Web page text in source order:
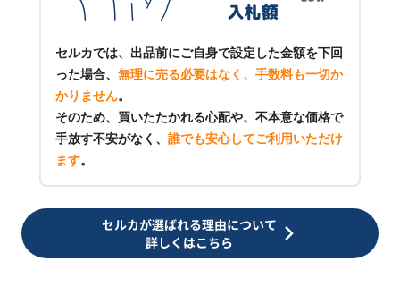
セルカでは、出品前にご自身で設定した金額を下回
った場合、 無理に売る必要はなく、手数料も一切か
かりません。
そのため、買いたたかれる心配や、不本意な価格で
手放す不安がなく、 誰でも安心してご利用いただけ
ます。
セルカが選ばれる理由について
詳しくはこちら